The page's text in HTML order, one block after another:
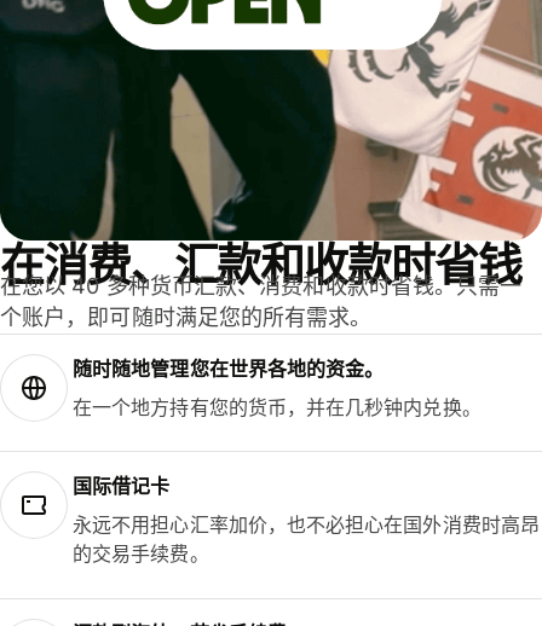
在消费、汇款和收款时省钱
在您以 40 多种货币汇款、消费和收款时省钱。只需一
个账户，即可随时满足您的所有需求。
随时随地管理您在世界各地的资金。
在一个地方持有您的货币，并在几秒钟内兑换。
国际借记卡
永远不用担心汇率加价，也不必担心在国外消费时高昂
的交易手续费。